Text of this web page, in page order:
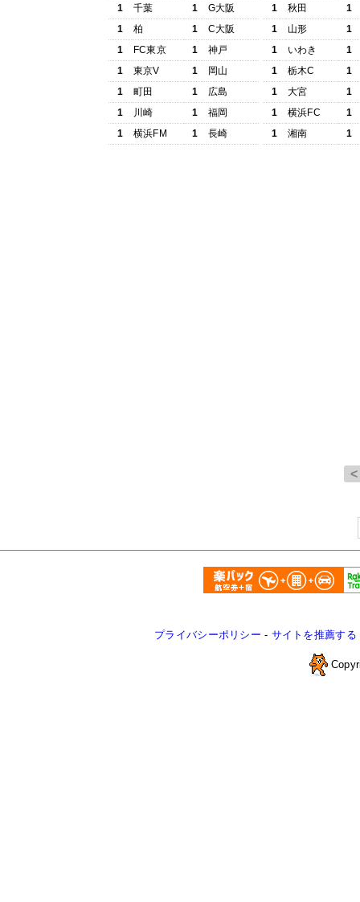
1
千葉 1
G大阪
1
柏 1
C大阪
1
FC東京 1
神戸
1
東京V 1
岡山
1
町田 1
広島
1
川崎 1
福岡
1
横浜FM 1 長崎
1
秋田
1
1
山形
1
1
いわき
1
1
栃木C
1
1
大宮
1
1
横浜FC
1
1
湘南 1
プライバシーポリシー - サイトを推薦する